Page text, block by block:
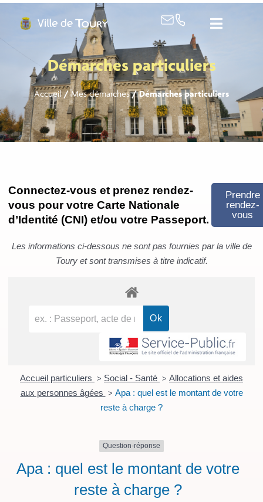
Démarches particuliers
Accueil/Mes démarches/Démarches particuliers
Connectez-vous et prenez rendez-
vous pour votre Carte Nationale
d’Identité (CNI) et/ou votre Passeport.
Prendre
rendez-
vous
Les informations ci-dessous ne sont pas fournies par la ville de
Toury et sont transmises à titre indicatif.
Accueil particuliers > Social - Santé > Allocations et aides
aux personnes âgées > Apa : quel est le montant de votre
reste à charge ?
Question-réponse
Apa : quel est le montant de votre
reste à charge ?